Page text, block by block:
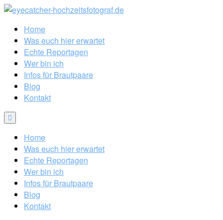
Home
Was euch hier erwartet
Echte Reportagen
Wer bin ich
Infos für Brautpaare
Blog
Kontakt
Home
Was euch hier erwartet
Echte Reportagen
Wer bin ich
Infos für Brautpaare
Blog
Kontakt